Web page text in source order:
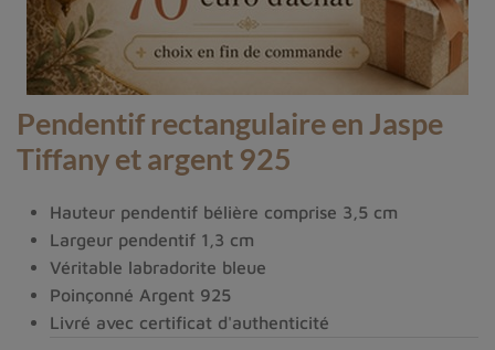
Pendentif rectangulaire en Jaspe
Tiffany et argent 925
Hauteur pendentif bélière comprise 3,5 cm
Largeur pendentif 1,3 cm
Véritable labradorite bleue
Poinçonné Argent 925
Livré avec certificat d'authenticité